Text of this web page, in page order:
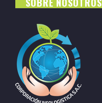
SOBRE NOSOTROS